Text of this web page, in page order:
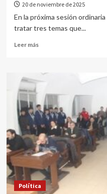
20 de noviembre de 2025
En la próxima sesión
tratar tres temas que...
Leer más
Política